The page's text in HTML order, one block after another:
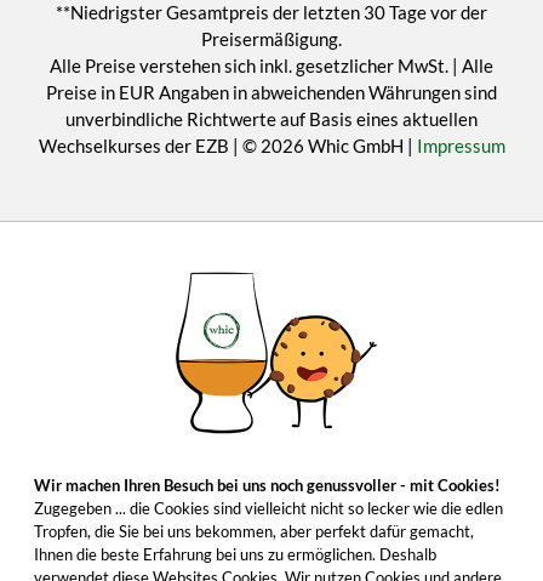
**Niedrigster Gesamtpreis der letzten 30 Tage vor der
Preisermäßigung.
Alle Preise verstehen sich inkl. gesetzlicher MwSt. | Alle
Preise in EUR Angaben in abweichenden Währungen sind
unverbindliche Richtwerte auf Basis eines aktuellen
Wechselkurses der EZB | © 2026 Whic GmbH | Impressum
Wir machen Ihren Besuch bei uns noch genussvoller - mit Cookies!
Zugegeben ... die Cookies sind vielleicht nicht so lecker wie die edlen
Tropfen, die Sie bei uns bekommen, aber perfekt dafür gemacht,
Ihnen die beste Erfahrung bei uns zu ermöglichen. Deshalb